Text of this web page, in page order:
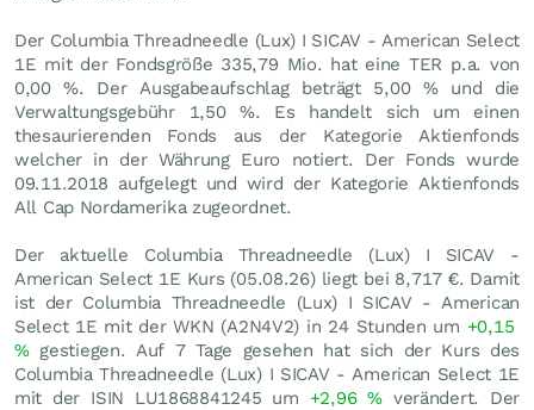
Der Columbia Threadneedle (Lux) I SICAV - American Select
1E mit der Fondsgröße 335,79 Mio. hat eine TER p.a. von
0,00 %. Der Ausgabeaufschlag beträgt 5,00 % und die
Verwaltungsgebühr 1,50 %. Es handelt sich um einen
thesaurierenden Fonds aus der Kategorie Aktienfonds
welcher in der Währung Euro notiert. Der Fonds wurde
09.11.2018 aufgelegt und wird der Kategorie Aktienfonds
All Cap Nordamerika zugeordnet.
Der aktuelle Columbia Threadneedle (Lux) I SICAV -
American Select 1E Kurs (05.08.26) liegt bei 8,717 €. Damit
ist der Columbia Threadneedle (Lux) I SICAV - American
Select 1E mit der WKN (A2N4V2) in 24 Stunden um +0,15
%gestiegen. Auf 7 Tage gesehen hat sich der Kurs des
Columbia Threadneedle (Lux) I SICAV - American Select 1E
mit der ISIN LU1868841245 um +2,96%verändert. Der